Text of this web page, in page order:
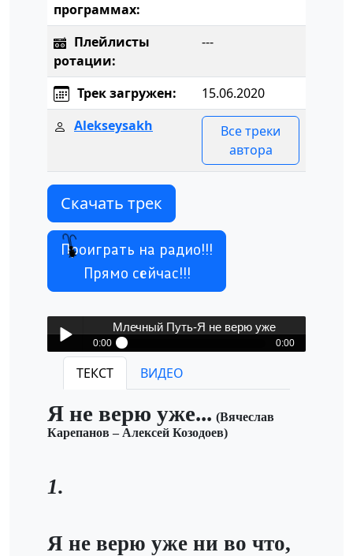
программах:
Плейлисты
ротации:
---
Трек загружен:
15.06.2020
Alekseysakh
Все треки
автора
Скачать трек
Проиграть на радио!!!
Прямо сейчас!!!
Млечный Путь-Я не верю уже
0:00 0:00
Млечный Путь-Я не верю уже
ТЕКСТ ВИДЕО
Я не верю уже... (Вячеслав
Карепанов – Алексей Козодоев)
1.
Я не верю уже ни во что,